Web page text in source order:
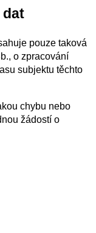
dat
pouze taková
o zpracování
subjektu těchto
chybu nebo
žádostí o